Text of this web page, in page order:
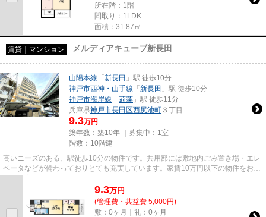
所在階：1階
間取り：1LDK
面積：31.87㎡
賃貸｜マンション メルディアキューブ新長田
山陽本線 「 新長田 」駅 徒歩10分
神戸市西神・山手線 「 新長田 」駅 徒歩10分
神戸市海岸線 「 苅藻 」駅 徒歩11分
兵庫県神戸市長田区西尻池町 ３丁目
9.3万円
築年数：築10年 ｜募集中： 1室
階数：10階建
高いニーズのある、駅徒歩10分の物件です。共用部には敷地内ごみ置き場・エレ
ベータなどが備わっておりとても充実しています。家賃10万円以下の物件をお探
9.3万円
(管理費・共益費 5,000円)
敷：0ヶ月｜礼：0ヶ月